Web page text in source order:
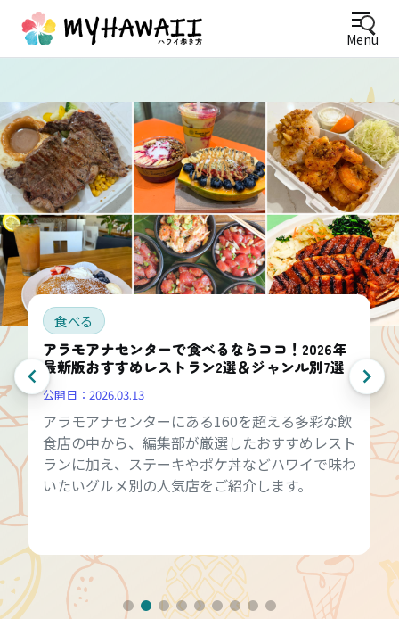
Menu
食べる
アラモアナセンターで食べるならココ！2026年
最新版おすすめレストラン2選＆ジャンル別7選
公開日： 2026.03.13
アラモアナセンターにある160を超える多彩な飲
食店の中から、編集部が厳選したおすすめレスト
ランに加え、ステーキやポケ丼などハワイで味わ
いたいグルメ別の人気店をご紹介します。